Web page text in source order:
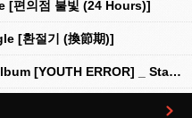
[편의점 불빛 (24 Hours)]
[환절기 (換節期)]
FLARE U (플레어 유) 1st Mini Album [YOUTH ERROR] _ Stationery Kit Ver.
더보기